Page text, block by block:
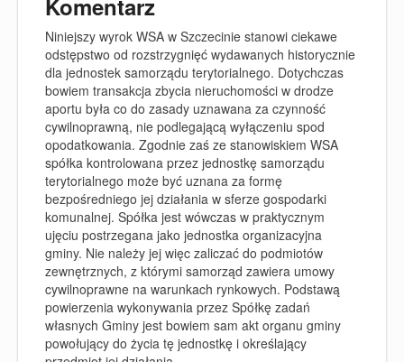
Niniejszy wyrok WSA w Szczecinie stanowi ciekawe
odstępstwo od rozstrzygnięć wydawanych historycznie
dla jednostek samorządu terytorialnego. Dotychczas
bowiem transakcja zbycia nieruchomości w drodze
aportu była co do zasady uznawana za czynność
cywilnoprawną, nie podlegającą wyłączeniu spod
opodatkowania. Zgodnie zaś ze stanowiskiem WSA
spółka kontrolowana przez jednostkę samorządu
terytorialnego może być uznana za formę
bezpośredniego jej działania w sferze gospodarki
komunalnej. Spółka jest wówczas w praktycznym
ujęciu postrzegana jako jednostka organizacyjna
gminy. Nie należy jej więc zaliczać do podmiotów
zewnętrznych, z którymi samorząd zawiera umowy
cywilnoprawne na warunkach rynkowych. Podstawą
powierzenia wykonywania przez Spółkę zadań
własnych Gminy jest bowiem sam akt organu gminy
powołujący do życia tę jednostkę i określający